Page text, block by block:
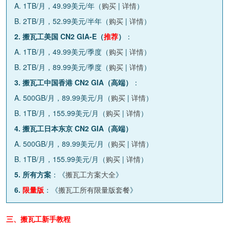
A. 1TB/月，49.99美元/年（购买 | 详情）
B. 2TB/月，52.99美元/半年（购买 | 详情）
2. 搬瓦工美国 CN2 GIA-E（推荐）
：
A. 1TB/月，49.99美元/季度（购买 | 详情）
B. 2TB/月，89.99美元/季度（购买 | 详情）
3. 搬瓦工中国香港 CN2 GIA（高端）
：
A. 500GB/月，89.99美元/月（购买 | 详情）
B. 1TB/月，155.99美元/月（购买 | 详情）
4. 搬瓦工日本东京 CN2 GIA（高端）
A. 500GB/月，89.99美元/月（购买 | 详情）
B. 1TB/月，155.99美元/月（购买 | 详情）
5. 所有方案 ：《搬瓦工方案大全》
6. 限量版 ：《搬瓦工所有限量版套餐》
三、搬瓦工新手教程